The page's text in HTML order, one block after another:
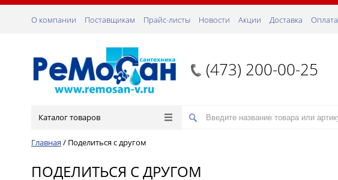
О компании Поставщикам Прайс-листы Новости Акции Доставка Оплата
(473) 200-00-25
Каталог товаров
Главная / Поделиться с другом
ПОДЕЛИТЬСЯ С ДРУГОМ